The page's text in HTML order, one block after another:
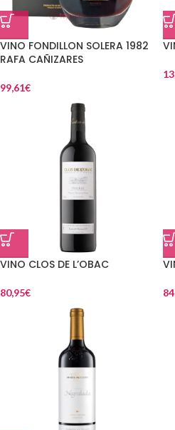
VINO FONDILLON SOLERA 1982
RAFA CAÑIZARES
99,61€
VINO CLOS DE L’OBAC
80,95€